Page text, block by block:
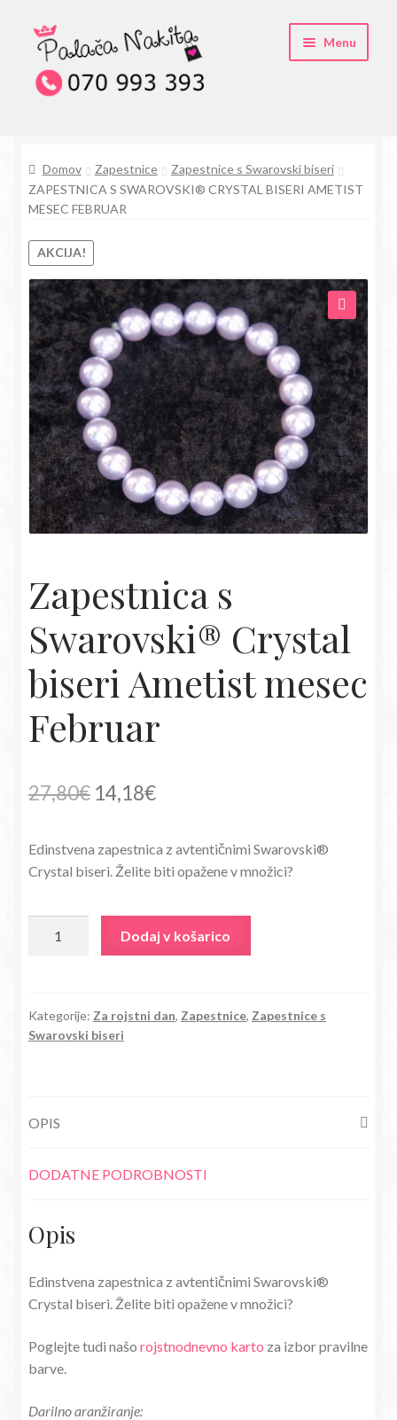
Skip
to
navigation
Skip
to
content
Menu
Pogosta vprašanja
Kontakt
Trgovina
Domov Zapestnice
Zapestnice s Swarovski biseri
ZAPESTNICA S SWAROVSKI® CRYSTAL BISERI AMETIST
MESEC FEBRUAR
AKCIJA!
🔍
Zapestnica s
Swarovski® Crystal
biseri Ametist mesec
Februar
27,80€ Izvirna
je
27,80€.
14,18€Trenutna
je:
14,18€.
Edinstvena zapestnica z avtentičnimi Swarovski®
Crystal biseri. Želite biti opažene v množici?
biseri
Ametist
Dodaj v košarico
Kategorije: Za rojstni dan, Zapestnice, Zapestnice s
Swarovski biseri
OPIS
DODATNE PODROBNOSTI
Opis
Edinstvena zapestnica z avtentičnimi Swarovski®
Crystal biseri. Želite biti opažene v množici?
Poglejte tudi našo rojstnodnevno karto za izbor pravilne
barve.
Darilno aranžiranje: